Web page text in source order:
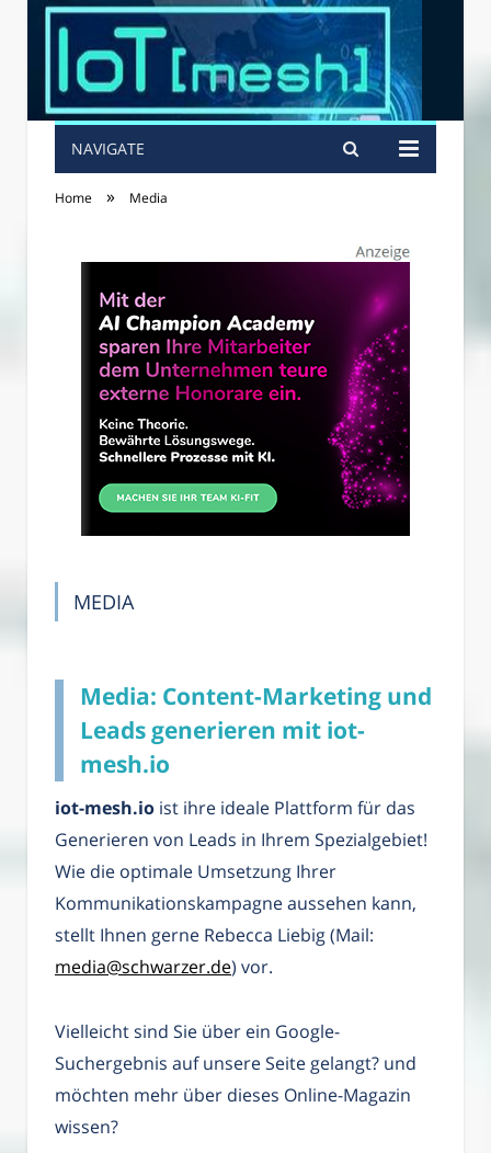
NAVIGATE
Home » Media
MEDIA
Media: Content-Marketing und
Leads generieren mit iot-
mesh.io
iot-mesh.io ist ihre ideale Plattform für das
Generieren von Leads in Ihrem Spezialgebiet!
Wie die optimale Umsetzung Ihrer
Kommunikationskampagne aussehen kann,
stellt Ihnen gerne Rebecca Liebig (Mail:
media@schwarzer.de) vor.
Vielleicht sind Sie über ein Google-
Suchergebnis auf unsere Seite gelangt? und
möchten mehr über dieses Online-Magazin
wissen?